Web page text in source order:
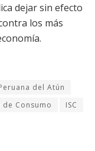
dejar sin efecto
los más
del Atún
Consumo
ISC